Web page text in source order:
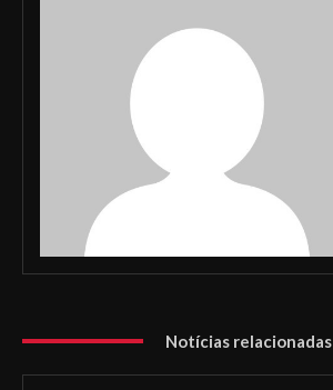
Notícias relacionadas